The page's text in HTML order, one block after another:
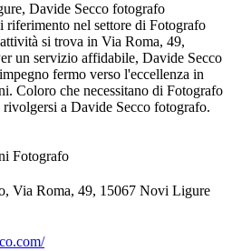
Davide Secco fotografo
riferimento nel settore di Fotografo
si trova in Via Roma, 49,
un servizio affidabile, Davide Secco
fermo verso l'eccellenza in
Coloro che necessitano di Fotografo
a Davide Secco fotografo.
Fotografo
Via Roma, 49, 15067 Novi Ligure